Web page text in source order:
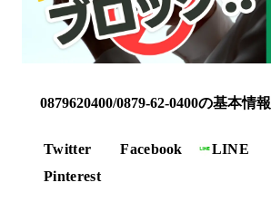
0879620400/0879-62-0400の基本情報
Twitter Facebook LINE
Pinterest